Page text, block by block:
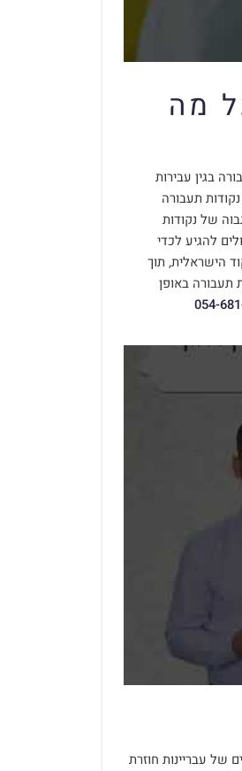
מה
בגין עבירות
תעבורה
של נקודות
להגיע לכדי
הישראלית, תוך
תעבורה באופן
054-
של עבריינות חוזרת